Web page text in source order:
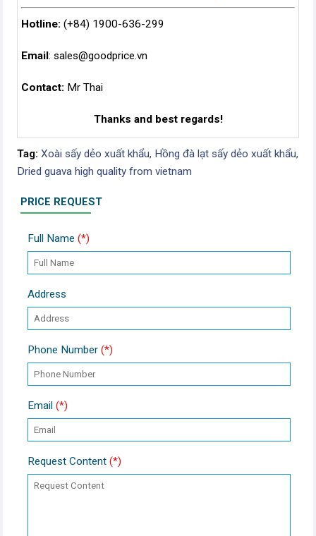
Hotline: (+84) 1900-636-299
Email: sales@goodprice.vn
Contact: Mr Thai
Thanks and best regards!
Tag: Xoài sấy dẻo xuất khẩu, Hồng đà lạt sấy dẻo xuất khẩu,
Dried guava high quality from vietnam
PRICE REQUEST
Full Name (*)
Address
Phone Number (*)
Email (*)
Request Content (*)